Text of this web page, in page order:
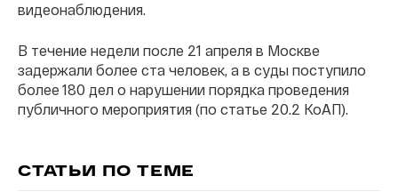
видеонаблюдения.
В течение недели после 21 апреля в Москве
задержали более ста человек, а в суды поступило
более 180 дел о нарушении порядка проведения
публичного мероприятия (по статье 20.2 КоАП).
СТАТЬИ ПО ТЕМЕ